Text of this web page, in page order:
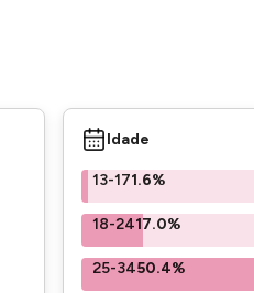
Idade
13-171.6%
18-2417.0%
25-3450.4%